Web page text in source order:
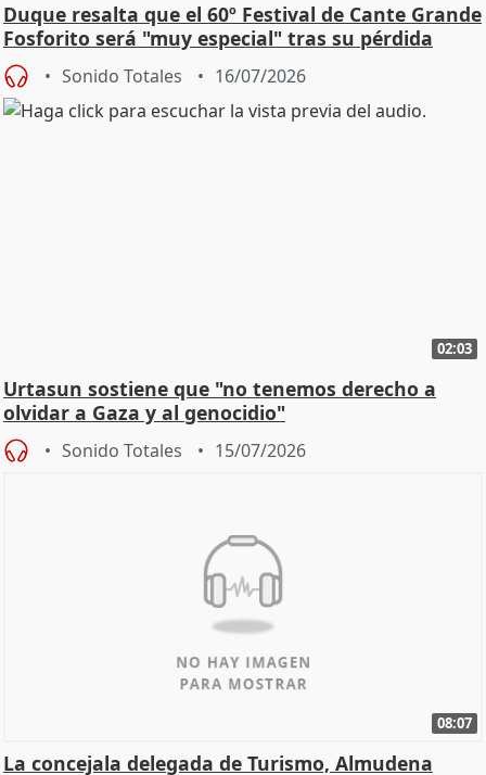
Duque resalta que el 60º Festival de Cante Grande
Fosforito será "muy especial" tras su pérdida
Sonido Totales 16/07/2026
02:03
Urtasun sostiene que "no tenemos derecho a
olvidar a Gaza y al genocidio"
Sonido Totales 15/07/2026
08:07
La concejala delegada de Turismo, Almudena